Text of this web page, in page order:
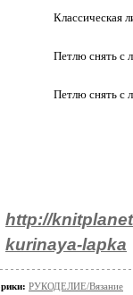
Классическая
Петлю снять с
Петлю снять с
http://
kurinaya-lapka
РУКОДЕЛИЕ/Вязание